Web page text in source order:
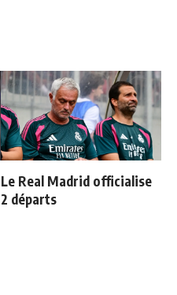
Le Real Madrid officialise
2 départs